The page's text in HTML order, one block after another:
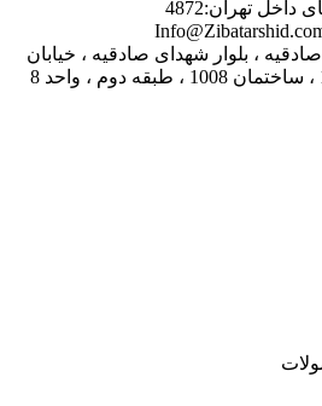
تهران:4872
، بلوار شهدای صادقیه ، خیابان